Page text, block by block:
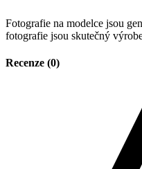
Fotografie na modelce jsou
fotografie jsou skutečný
Recenze (0)